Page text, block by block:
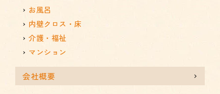
お風呂
内壁クロス・床
介護・福祉
マンション
会社概要